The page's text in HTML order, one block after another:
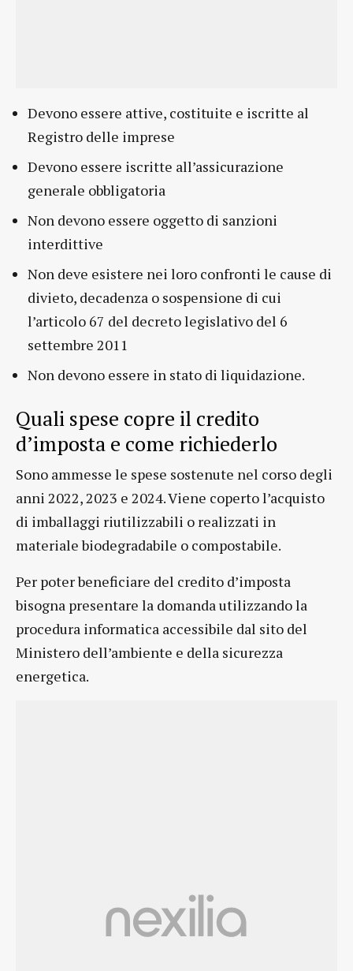
Devono essere attive, costituite e iscritte al
Registro delle imprese
Devono essere iscritte all’assicurazione
generale obbligatoria
Non devono essere oggetto di sanzioni
interdittive
Non deve esistere nei loro confronti le cause di
divieto, decadenza o sospensione di cui
l’articolo 67 del decreto legislativo del 6
settembre 2011
Non devono essere in stato di liquidazione.
Quali spese copre il credito
d’imposta e come richiederlo
Sono ammesse le spese sostenute nel corso degli
anni 2022, 2023 e 2024. Viene coperto l’acquisto
di imballaggi riutilizzabili o realizzati in
materiale biodegradabile o compostabile.
Per poter beneficiare del credito d’imposta
bisogna presentare la domanda utilizzando la
procedura informatica accessibile dal sito del
Ministero dell’ambiente e della sicurezza
energetica.